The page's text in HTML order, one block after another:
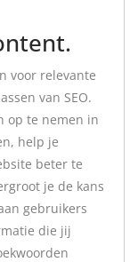
voor relevante
van SEO.
op te nemen in
help je
beter te
je de kans
gebruikers
die jij